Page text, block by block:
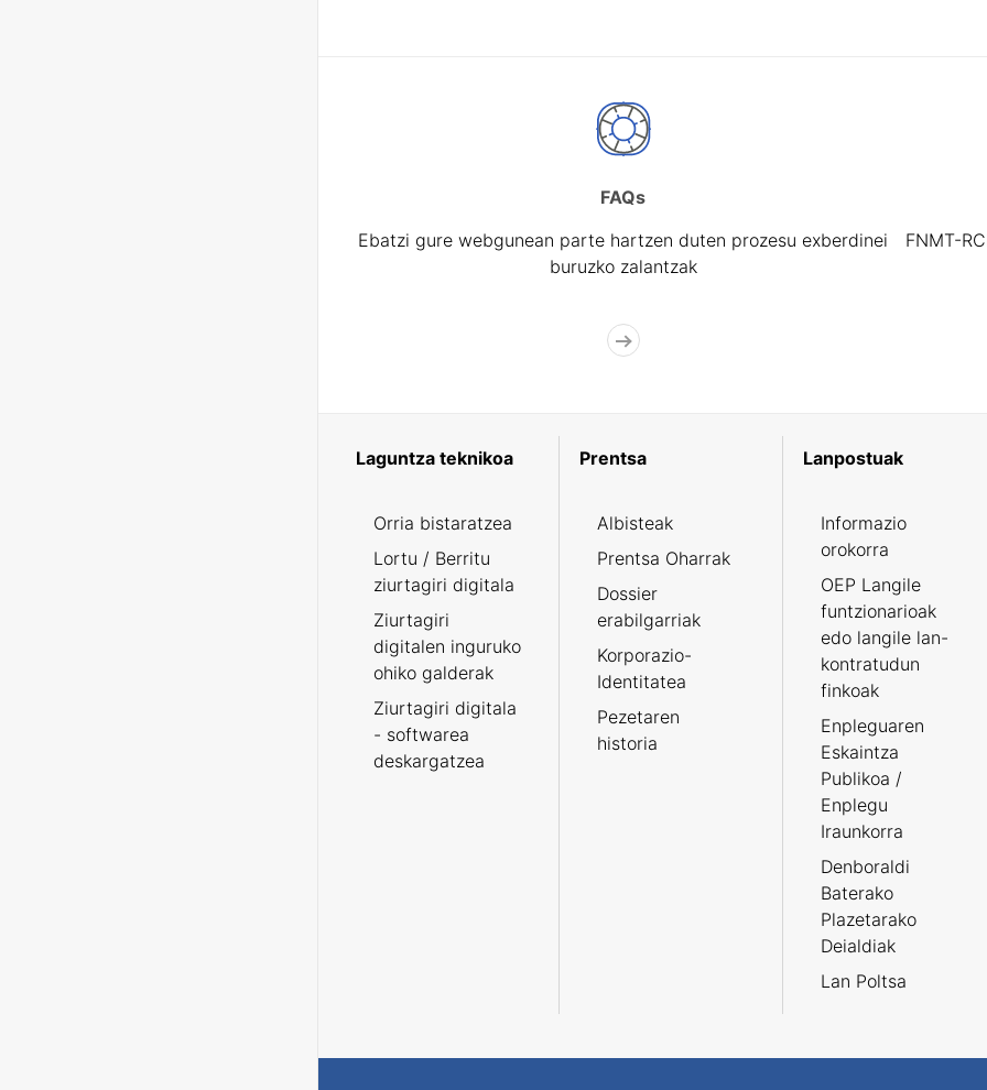
FAQs
Ebatzi gure webgunean parte hartzen duten prozesu exberdinei
buruzko zalantzak
FNMT-
Laguntza teknikoa
Orria bistaratzea
Lortu / Berritu
ziurtagiri digitala
Ziurtagiri
digitalen inguruko
ohiko galderak
Ziurtagiri digitala
- softwarea
deskargatzea
Prentsa
Albisteak
Prentsa Oharrak
Dossier
erabilgarriak
Korporazio-
Identitatea
Pezetaren
historia
Lanpostuak
Informazio
orokorra
OEP Langile
funtzionarioak
edo langile lan-
kontratudun
finkoak
Enpleguaren
Eskaintza
Publikoa /
Enplegu
Iraunkorra
Denboraldi
Baterako
Plazetarako
Deialdiak
Lan Poltsa